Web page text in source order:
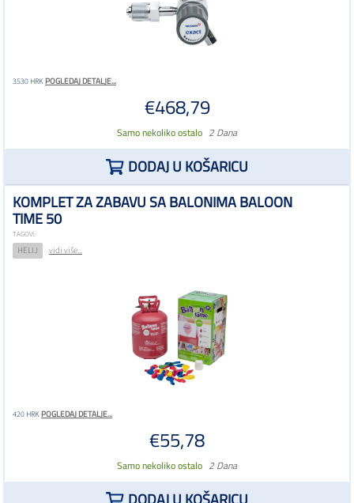
3530 HRKPOGLEDAJ DETALJE...
€468,79
Samo nekoliko ostalo 2 Dana
DODAJ U KOŠARICU
KOMPLET ZA ZABAVU SA BALONIMA BALOON
TIME 50
TAGOVI:
HELIJ vidi više...
420 HRKPOGLEDAJ DETALJE...
€55,78
Samo nekoliko ostalo 2 Dana